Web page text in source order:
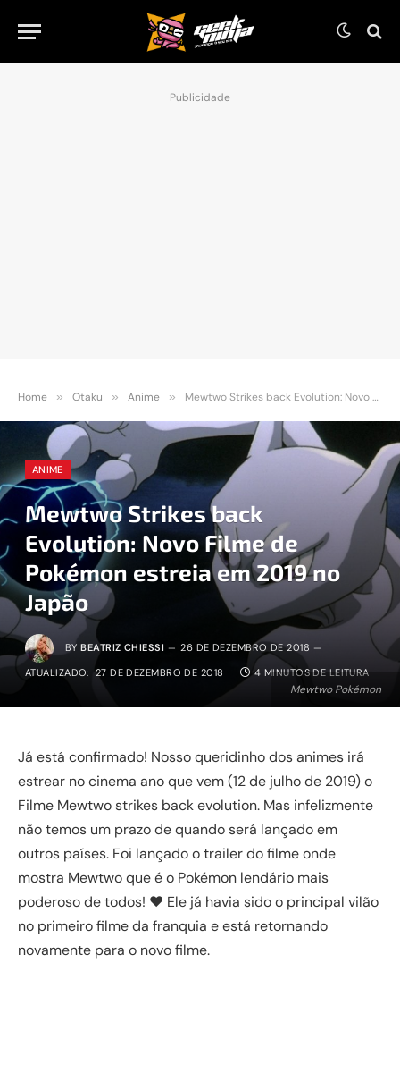
Publicidade
Home » Otaku » Anime » Mewtwo Strikes back Evolution: Novo Filme de Pokémon estreia em 2019 no Japão
Mewtwo Pokémon
ANIME
Mewtwo Strikes back
Evolution: Novo Filme de
Pokémon estreia em 2019 no
Japão
BY BEATRIZ CHIESSI 26 DE DEZEMBRO DE 2018
ATUALIZADO: 27 DE DEZEMBRO DE 2018 4 MINUTOS DE LEITURA
Já está confirmado! Nosso queridinho dos animes irá
estrear no cinema ano que vem (12 de julho de 2019) o
Filme Mewtwo strikes back evolution. Mas infelizmente
não temos um prazo de quando será lançado em
outros países. Foi lançado o trailer do filme onde
mostra Mewtwo que é o Pokémon lendário mais
poderoso de todos! ❤ Ele já havia sido o principal vilão
no primeiro filme da franquia e está retornando
novamente para o novo filme.